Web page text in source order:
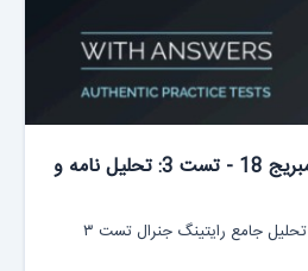
نمونه رایتینگ جنرال کمبریج 18 - تست 3: تحلیل نامه و
نمونه پاسخ‌های استاندارد و تحلیل جامع رایتینگ جنرال تست ۳